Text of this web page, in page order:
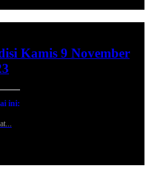
Kamis 9 November
ini: